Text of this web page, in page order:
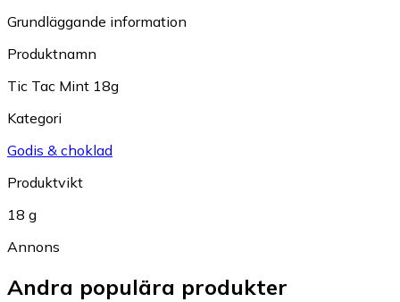
Grundläggande information
Produktnamn
Tic Tac Mint 18g
Kategori
Godis & choklad
Produktvikt
18 g
Annons
Andra populära produkter